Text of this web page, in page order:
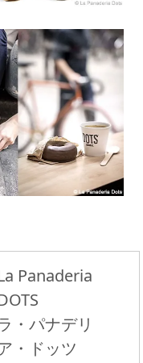
Panaderia
・パナデリ
・ドッツ